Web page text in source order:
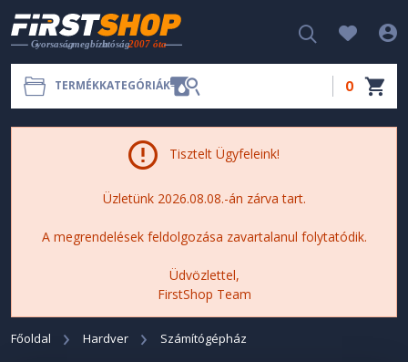
TERMÉKKATEGÓRIÁK 0
Tisztelt Ügyfeleink!
Üzletünk 2026.08.08.-án zárva tart.
A megrendelések feldolgozása zavartalanul folytatódik.
Üdvözlettel,
FirstShop Team
Főoldal Hardver Számítógépház